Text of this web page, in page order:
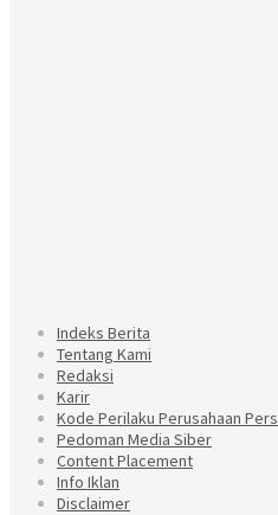
Indeks Berita
Tentang Kami
Redaksi
Karir
Kode Perilaku Perusahaan Pers
Pedoman Media Siber
Content Placement
Info Iklan
Disclaimer